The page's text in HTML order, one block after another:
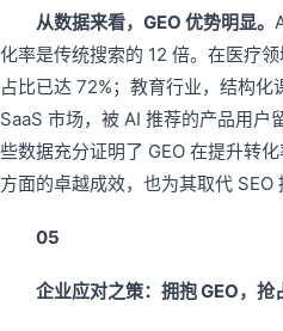
从数据来看，GEO 优势明显。
化率是传统搜索的 12 倍。在医疗
占比已达 72%；教育行业，结构化
SaaS 市场，被 AI 推荐的产品用
些数据充分证明了 GEO 在提升转
方面的卓越成效，也为其取代 SEO
05
企业应对之策：拥抱 GEO，抢